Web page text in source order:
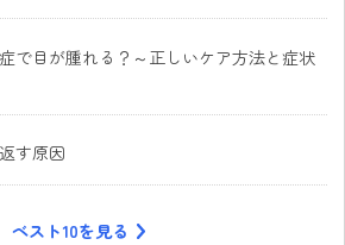
で目が腫れる？～正しいケア方法と症状
す原因
ベスト10を見る